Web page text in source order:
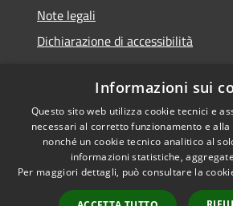
Note legali
Dichiarazione di accessibilità
RSS
Accessibilità
Cookie
Mappa del sito
Informazioni sui
Questo sito web utilizza cookie tecnici e
necessari al corretto funzionamento e
nonché un cookie tecnico analitico al
informazioni statistiche,
Per maggiori dettagli, può consultare la